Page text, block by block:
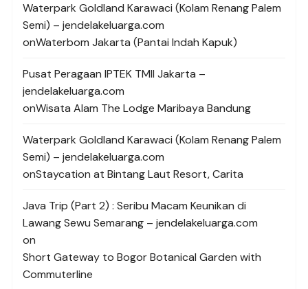
Waterpark Goldland Karawaci (Kolam Renang Palem
Semi) – jendelakeluarga.com
onWaterbom Jakarta (Pantai Indah Kapuk)
Pusat Peragaan IPTEK TMII Jakarta –
jendelakeluarga.com
onWisata Alam The Lodge Maribaya Bandung
Waterpark Goldland Karawaci (Kolam Renang Palem
Semi) – jendelakeluarga.com
onStaycation at Bintang Laut Resort, Carita
Java Trip (Part 2) : Seribu Macam Keunikan di
Lawang Sewu Semarang – jendelakeluarga.com
on
Short Gateway to Bogor Botanical Garden with
Commuterline